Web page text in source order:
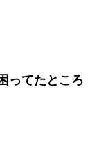
ってたところ